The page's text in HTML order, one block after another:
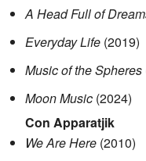
A Head Full of
Everyday Life (2019)
Music of the Spheres
Moon Music (2024)
Con Apparatjik
We Are Here (2010)